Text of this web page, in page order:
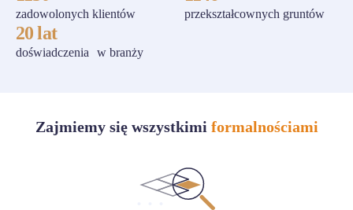
zadowolonych klientów przekształcownych gruntów
20 lat
doświadczenia w branży
Zajmiemy się wszystkimi formalnościami